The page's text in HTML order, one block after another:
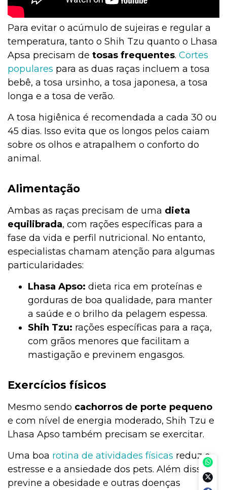
Para evitar o acúmulo de sujeiras e regular a
temperatura, tanto o Shih Tzu quanto o Lhasa
Apsa precisam de tosas frequentes. Cortes
populares para as duas raças incluem a tosa
bebê, a tosa ursinho, a tosa japonesa, a tosa
longa e a tosa de verão.
A tosa higiênica é recomendada a cada 30 ou
45 dias. Isso evita que os longos pelos caiam
sobre os olhos e atrapalhem o conforto do
animal.
Alimentação
Ambas as raças precisam de uma dieta
equilibrada, com rações específicas para a
fase da vida e perfil nutricional. No entanto,
especialistas chamam atenção para algumas
particularidades:
Lhasa Apso: dieta rica em proteínas e
gorduras de boa qualidade, para manter
a saúde e o brilho da pelagem espessa.
Shih Tzu: rações específicas para a raça,
com grãos menores que facilitam a
mastigação e previnem engasgos.
Exercícios físicos
Mesmo sendo cachorros de porte pequeno
e com nível de energia moderado, Shih Tzu e
Lhasa Apso também precisam se exercitar.
Uma boa rotina de atividades físicas reduz o
estresse e a ansiedade dos pets. Além disso,
previne a obesidade e outras doenças